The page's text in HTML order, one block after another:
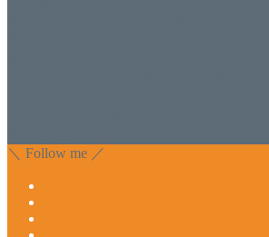
＼ Follow me ／